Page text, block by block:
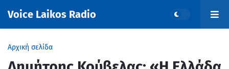
Voice Laikos Radio
Αρχική σελίδα